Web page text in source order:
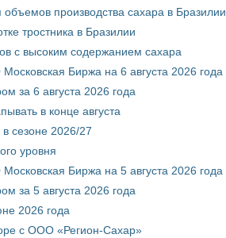
производства сахара в Бразилии
тростника в Бразилии
с высоким содержанием сахара
Биржа на 6 августа 2026 года
за 6 августа 2026 года
в конце августа
сезоне 2026/27
уровня
Биржа на 5 августа 2026 года
за 5 августа 2026 года
2026 года
с ООО «Регион-Сахар»